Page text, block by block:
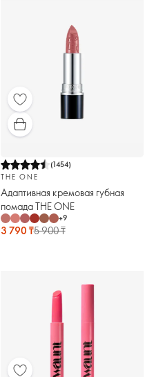
(1454)
THE ONE
Адаптивная кремовая губная
помада THE ONE
+9
3 790 ₸5 900 ₸